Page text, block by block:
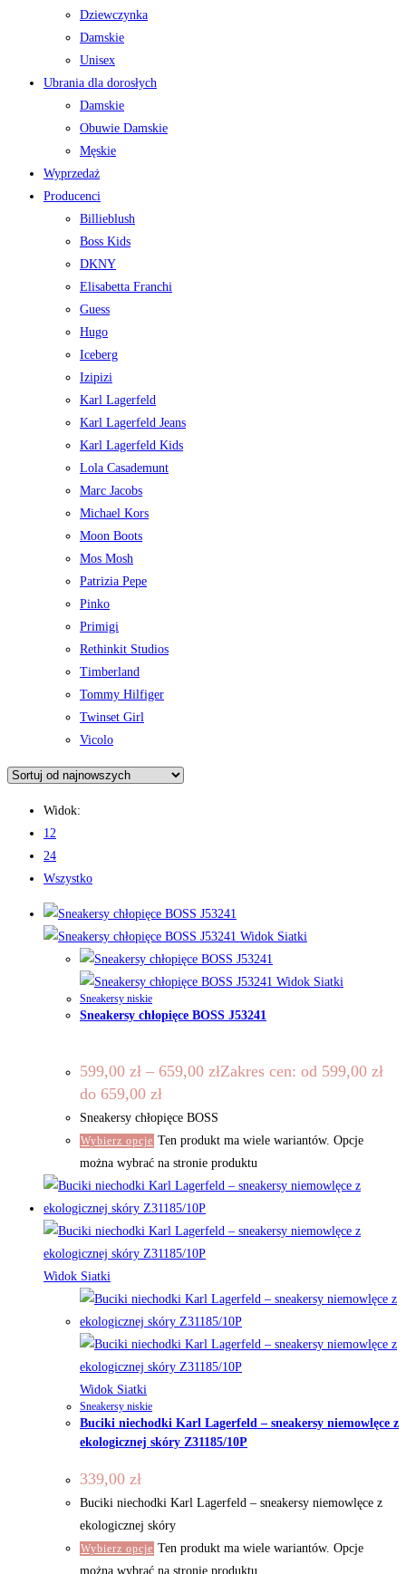
Dziewczynka
Damskie
Unisex
Ubrania dla dorosłych
Damskie
Obuwie Damskie
Męskie
Wyprzedaż
Producenci
Billieblush
Boss Kids
DKNY
Elisabetta Franchi
Guess
Hugo
Iceberg
Izipizi
Karl Lagerfeld
Karl Lagerfeld Jeans
Karl Lagerfeld Kids
Lola Casademunt
Marc Jacobs
Michael Kors
Moon Boots
Mos Mosh
Patrizia Pepe
Pinko
Primigi
Rethinkit Studios
Timberland
Tommy Hilfiger
Twinset Girl
Vicolo
Widok:
12
24
Wszystko
Widok Siatki
Widok Siatki
Sneakersy niskie
Sneakersy chłopięce BOSS J53241
599,00 zł – 659,00 złZakres cen: od 599,00 zł
do 659,00 zł
Sneakersy chłopięce BOSS
Wybierz opcje Ten produkt ma wiele wariantów. Opcje
można wybrać na stronie produktu
Widok Siatki
Widok Siatki
Sneakersy niskie
Buciki niechodki Karl Lagerfeld – sneakersy niemowlęce z
ekologicznej skóry Z31185/10P
339,00 zł
Buciki niechodki Karl Lagerfeld – sneakersy niemowlęce z
ekologicznej skóry
Wybierz opcje Ten produkt ma wiele wariantów. Opcje
można wybrać na stronie produktu